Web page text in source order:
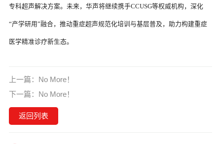
专科超声解决方案。未来，华声将继续携手CCUSG等权威机构，深化
“产学研用”融合，推动重症超声规范化培训与基层普及，助力构建重症
上一篇： No More！
下一篇： No More！
返回列表